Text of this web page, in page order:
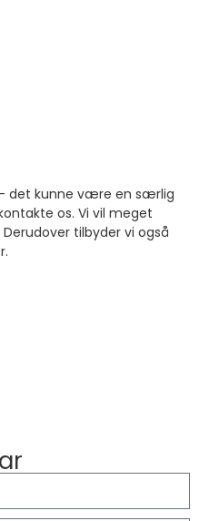
det kunne være en særlig
os. Vi vil meget
tilbyder vi også